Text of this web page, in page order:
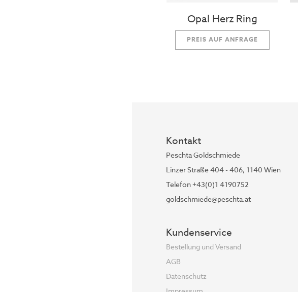
Opal Herz Ring
PREIS AUF ANFRAGE
Kontakt
Peschta Goldschmiede
Linzer Straße 404 - 406, 1140 Wien
Telefon +43(0)1 4190752
goldschmiede@peschta.at
Kundenservice
Bestellung und Versand
AGB
Datenschutz